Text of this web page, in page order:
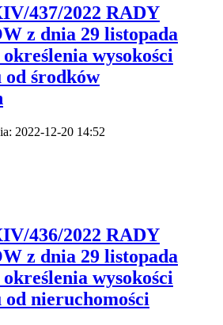
437/2022 RADY
z dnia 29 listopada
wysokości
od środków
2022-12-20 14:52
436/2022 RADY
z dnia 29 listopada
wysokości
od nieruchomości